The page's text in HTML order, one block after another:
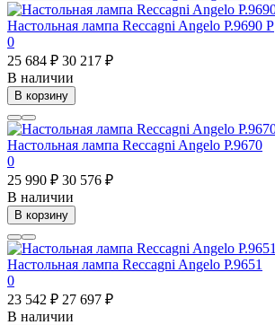
Настольная лампа Reccagni Angelo P.9690 P
0
25 684 ₽ 30 217 ₽
В наличии
В корзину
Настольная лампа Reccagni Angelo P.9670
0
25 990 ₽ 30 576 ₽
В наличии
В корзину
Настольная лампа Reccagni Angelo P.9651
0
23 542 ₽ 27 697 ₽
В наличии